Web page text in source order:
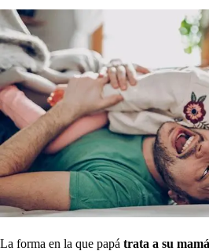
La forma en la que papá trata a su mamá